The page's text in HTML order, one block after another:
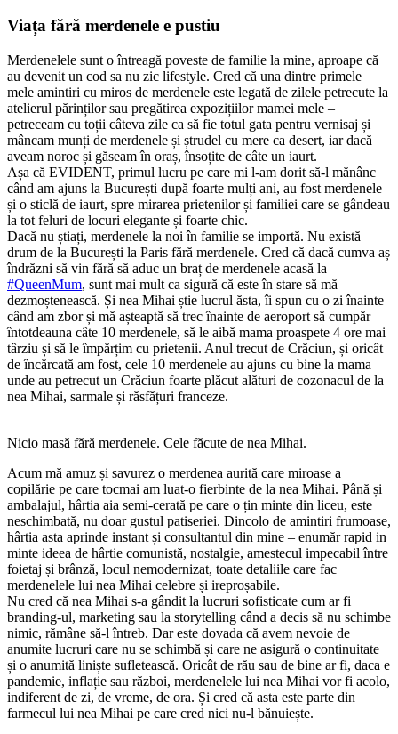
Viața fără merdenele e pustiu
Merdenelele sunt o întreagă poveste de familie la mine, aproape că
au devenit un cod sa nu zic lifestyle. Cred că una dintre primele
mele amintiri cu miros de merdenele este legată de zilele petrecute la
atelierul părinților sau pregătirea expozițiilor mamei mele –
petreceam cu toții câteva zile ca să fie totul gata pentru vernisaj și
mâncam munți de merdenele și ștrudel cu mere ca desert, iar dacă
aveam noroc și găseam în oraș, însoțite de câte un iaurt.
Așa că EVIDENT, primul lucru pe care mi l-am dorit să-l mănânc
când am ajuns la București după foarte mulți ani, au fost merdenele
și o sticlă de iaurt, spre mirarea prietenilor și familiei care se gândeau
la tot feluri de locuri elegante și foarte chic.
Dacă nu știați, merdenele la noi în familie se importă. Nu există
drum de la București la Paris fără merdenele. Cred că dacă cumva aș
îndrăzni să vin fără să aduc un braț de merdenele acasă la
#QueenMum, sunt mai mult ca sigură că este în stare să mă
dezmoștenească. Și nea Mihai știe lucrul ăsta, îi spun cu o zi înainte
când am zbor și mă așteaptă să trec înainte de aeroport să cumpăr
întotdeauna câte 10 merdenele, să le aibă mama proaspete 4 ore mai
târziu și să le împărțim cu prietenii. Anul trecut de Crăciun, și oricât
de încărcată am fost, cele 10 merdenele au ajuns cu bine la mama
unde au petrecut un Crăciun foarte plăcut alături de cozonacul de la
nea Mihai, sarmale și răsfățuri franceze.
Nicio masă fără merdenele. Cele făcute de nea Mihai.
Acum mă amuz și savurez o merdenea aurită care miroase a
copilărie pe care tocmai am luat-o fierbinte de la nea Mihai. Până și
ambalajul, hârtia aia semi-cerată pe care o țin minte din liceu, este
neschimbată, nu doar gustul patiseriei. Dincolo de amintiri frumoase,
hârtia asta aprinde instant și consultantul din mine – enumăr rapid in
minte ideea de hârtie comunistă, nostalgie, amestecul impecabil între
foietaj și brânză, locul nemodernizat, toate detaliile care fac
merdenelele lui nea Mihai celebre și ireproșabile.
Nu cred că nea Mihai s-a gândit la lucruri sofisticate cum ar fi
branding-ul, marketing sau la storytelling când a decis să nu schimbe
nimic, rămâne să-l întreb. Dar este dovada că avem nevoie de
anumite lucruri care nu se schimbă și care ne asigură o continuitate
și o anumită liniște sufletească. Oricât de rău sau de bine ar fi, daca e
pandemie, inflație sau război, merdenelele lui nea Mihai vor fi acolo,
indiferent de zi, de vreme, de ora. Și cred că asta este parte din
farmecul lui nea Mihai pe care cred nici nu-l bănuiește.